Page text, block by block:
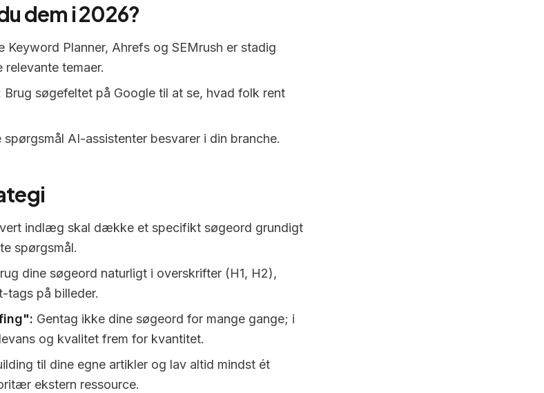
dem i 2026?
Keyword Planner, Ahrefs og SEMrush er stadig
temaer.
Brug søgefeltet på Google til at se, hvad folk rent
spørgsmål AI-assistenter besvarer i din branche.
indlæg skal dække et specifikt søgeord grundigt
spørgsmål.
dine søgeord naturligt i overskrifter (H1, H2),
tags på billeder.
Gentag ikke dine søgeord for mange gange; i
og kvalitet frem for kvantitet.
til dine egne artikler og lav altid mindst ét
ekstern ressource.